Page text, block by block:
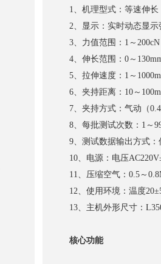
1、机理型式：等速伸长
2、显示：实时动态显示
3、力值范围：1～
4、伸长范围：0～
5、拉伸速度：1～
6、夹持距离：10～
7、夹持方式：气动（0.4
8、每批测试次数：1～
9、测试数据输出方式：
10、电源：电压
11、压缩空气：0.5～
12、使用环境：温度
13、主机外形尺寸：
核心功能